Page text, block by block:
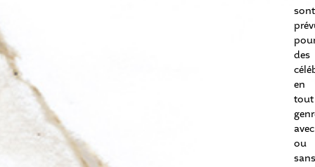
sont
des
en
tout
avec
ou
sans